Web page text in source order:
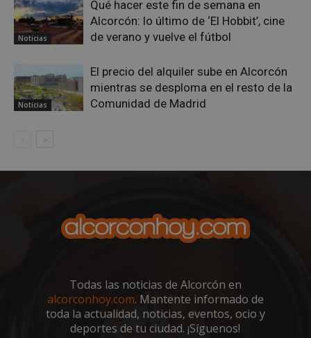
Noticias
Qué hacer este fin de semana en
Alcorcón: lo último de ‘El Hobbit’, cine
de verano y vuelve el fútbol
Noticias
El precio del alquiler sube en Alcorcón
mientras se desploma en el resto de la
Comunidad de Madrid
Todas las noticias de Alcorcón en
alcorconhoy.com. Mantente informado de
toda la actualidad, noticias, eventos, ocio y
deportes de tu ciudad. ¡Síguenos!
.youtube.com